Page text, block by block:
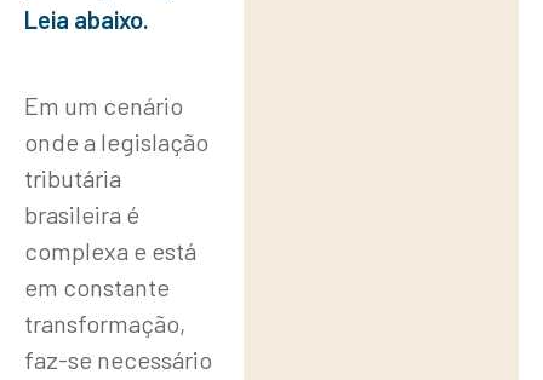
O Backdrop da
Constitucional
42/03
A
Perspectiva
dos
Contribuintes
Leia abaixo.
Em um cenário
onde a legislação
tributária
brasileira é
complexa e está
em constante
transformação,
faz-se necessário